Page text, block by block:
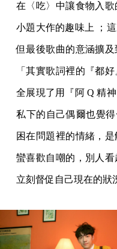
在〈吃〉中讓食物入
小題大作的趣味上 ；
但最後歌曲的意涵擴及
「其實歌詞裡的『都
全展現了用『阿 Q 精
私下的自己偶爾也覺
困在問題裡的情緒，
蠻喜歡自嘲的，別人
立刻督促自己現在的狀